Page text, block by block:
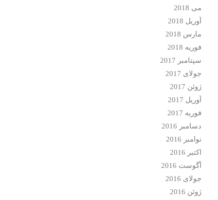
می 2018
آوریل 2018
مارس 2018
فوریه 2018
سپتامبر 2017
جولای 2017
ژوئن 2017
آوریل 2017
فوریه 2017
دسامبر 2016
نوامبر 2016
اکتبر 2016
آگوست 2016
جولای 2016
ژوئن 2016